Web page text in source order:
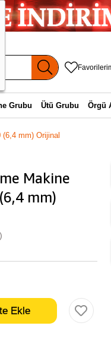
Grubu Ütü Grubu Örgü
mm) Orijinal
Makine
mm)